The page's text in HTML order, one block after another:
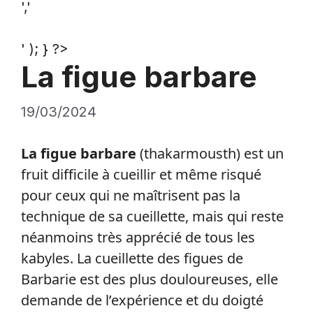
','
' ); } ?>
La figue barbare
19/03/2024
La figue barbare (thakarmousth) est un
fruit difficile à cueillir et même risqué
pour ceux qui ne maîtrisent pas la
technique de sa cueillette, mais qui reste
néanmoins très apprécié de tous les
kabyles. La cueillette des figues de
Barbarie est des plus douloureuses, elle
demande de l’expérience et du doigté